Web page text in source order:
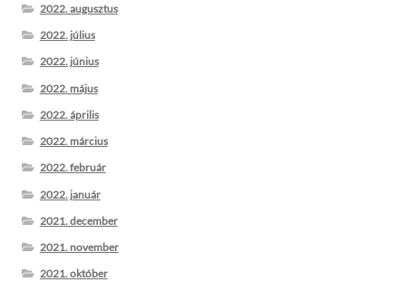
2022. augusztus
2022. július
2022. június
2022. május
2022. április
2022. március
2022. február
2022. január
2021. december
2021. november
2021. október